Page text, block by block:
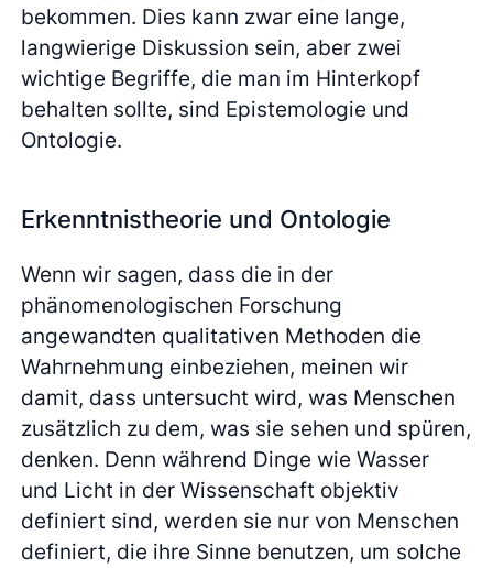
bekommen. Dies kann zwar eine lange,
langwierige Diskussion sein, aber zwei
wichtige Begriffe, die man im Hinterkopf
behalten sollte, sind Epistemologie und
Ontologie.
Erkenntnistheorie und Ontologie
Wenn wir sagen, dass die in der
phänomenologischen Forschung
angewandten qualitativen Methoden die
Wahrnehmung einbeziehen, meinen wir
damit, dass untersucht wird, was Menschen
zusätzlich zu dem, was sie sehen und spüren,
denken. Denn während Dinge wie Wasser
und Licht in der Wissenschaft objektiv
definiert sind, werden sie nur von Menschen
definiert, die ihre Sinne benutzen, um solche